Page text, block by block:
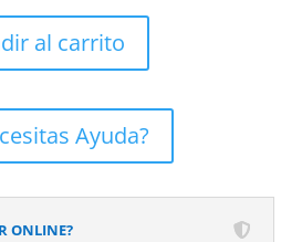
al carrito
Ayuda?
ONLINE?